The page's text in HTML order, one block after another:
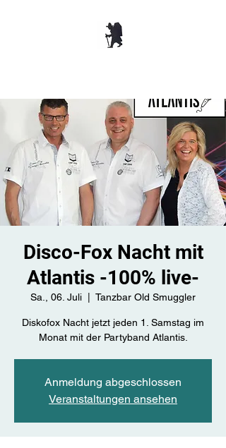
Disco-Fox Nacht mit
Atlantis -100% live-
Sa., 06. Juli Tanzbar Old Smuggler
Diskofox Nacht jetzt jeden 1. Samstag im
Monat mit der Partyband Atlantis.
Anmeldung abgeschlossen
Veranstaltungen ansehen